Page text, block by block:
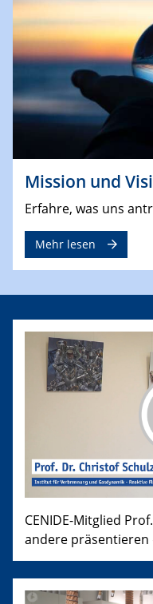
Mission und
Erfahre, was uns
Mehr lesen
CENIDE-Mitglied
andere präsentieren